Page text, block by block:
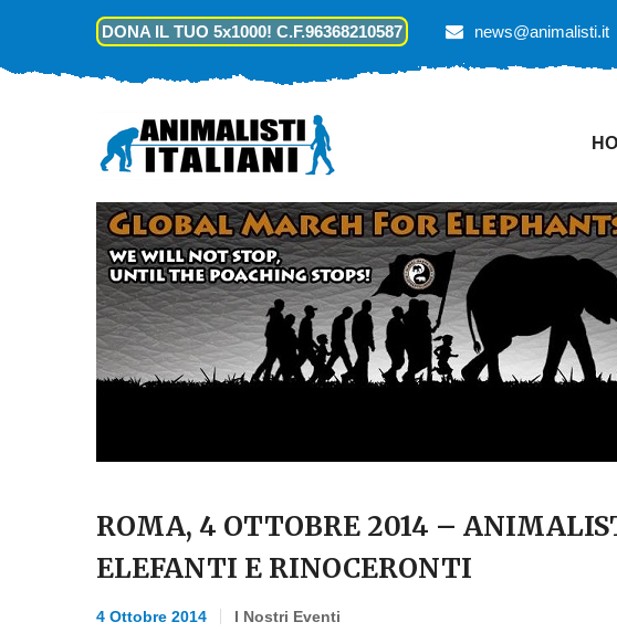
DONA IL TUO 5x1000! C.F.96368210587 news@animalisti.it
ROMA, 4 OTTOBRE 2014 –
ELEFANTI E RINOCERONTI
4 Ottobre 2014 I Nostri Eventi